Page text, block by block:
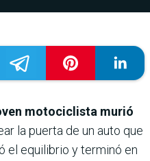
motociclista murió
la puerta de un auto que
el equilibrio y terminó en